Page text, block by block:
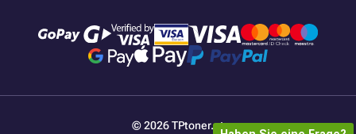
© 2026 TPtoner.at